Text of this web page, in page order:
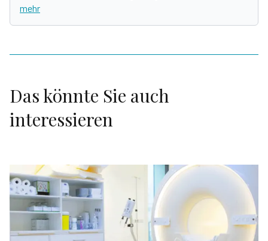
mehr
Das könnte Sie auch
interessieren